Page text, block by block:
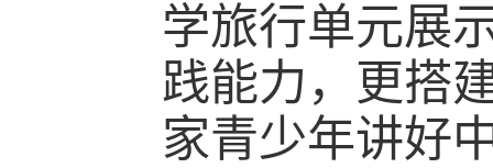
学旅行单元展
践能力，更搭
家青少年讲好